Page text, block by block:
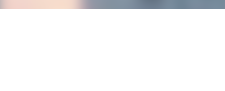
и современной биомимикрии